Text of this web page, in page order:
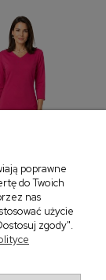
z dekoltem w
zł
poprawne
do Twoich
nas
użycie
zgody".